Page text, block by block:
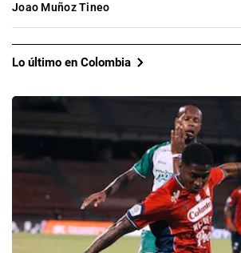
Joao Muñoz Tineo
Lo último en Colombia